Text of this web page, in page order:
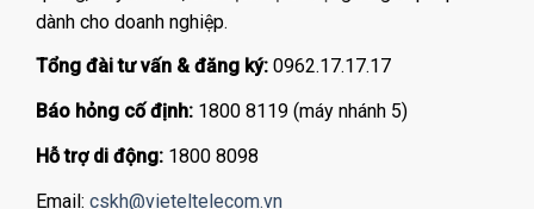
dành cho doanh nghiệp.
Tổng đài tư vấn & đăng ký: 0962.17.17.17
Báo hỏng cố định: 1800 8119 (máy nhánh 5)
Hỗ trợ di động: 1800 8098
Email: cskh@vieteltelecom.vn